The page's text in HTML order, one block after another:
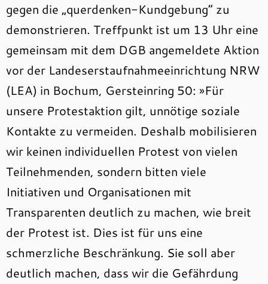
gegen die „querdenken-Kundgebung“ zu
demonstrieren. Treffpunkt ist um 13 Uhr eine
gemeinsam mit dem DGB angemeldete Aktion
vor der Landeserstaufnahmeeinrichtung NRW
(LEA) in Bochum, Gersteinring 50: »Für
unsere Protestaktion gilt, unnötige soziale
Kontakte zu vermeiden. Deshalb mobilisieren
wir keinen individuellen Protest von vielen
Teilnehmenden, sondern bitten viele
Initiativen und Organisationen mit
Transparenten deutlich zu machen, wie breit
der Protest ist. Dies ist für uns eine
schmerzliche Beschränkung. Sie soll aber
deutlich machen, dass wir die Gefährdung